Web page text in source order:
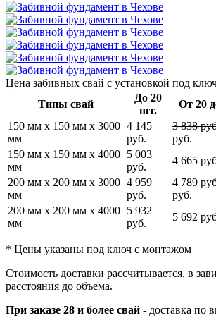
Цена забивных свай с установкой под
Типы свай
До 20
шт.
От 20
150 мм x 150 мм x 3000
мм
4 145
руб.
3 838
руб.
150 мм x 150 мм x 4000
мм
5 003
руб.
4 665
200 мм x 200 мм x 3000
мм
4 959
руб.
4 789
руб.
200 мм x 200 мм x 4000
мм
5 932
руб.
5 692
* Цены указаны под ключ с монтажом
Стоимость доставки рассчитывается, в
расстояния до объема.
При заказе 28 и более свай - доставка по